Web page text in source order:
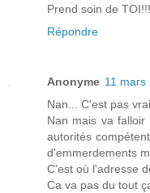
Prend soin de
Répondre
Anonyme 11 mars
Nan... C'est pas
Nan mais va
autorités
d'emmerdements
C'est où l'adresse
Ca va pas du tout